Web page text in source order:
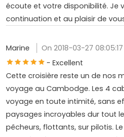
écoute et votre disponibilité. Je
continuation et au plaisir de
Marine
On 2018-03-27 08:05:17
- Excellent
Cette croisière reste un de nos
voyage au Cambodge. Les 4
voyage en toute intimité, sans
paysages incroyables dur tout
pêcheurs, flottants, sur pilotis.